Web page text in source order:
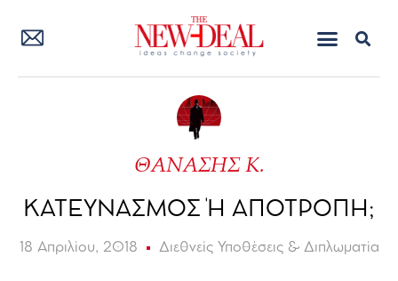
ΘΑΝΑΣΗΣ Κ.
ΚΑΤΕΥΝΑΣΜΟΣ Ή ΑΠΟΤΡΟΠΗ;
18 Απριλίου, 2018 Διεθνείς Υποθέσεις & Διπλωματία